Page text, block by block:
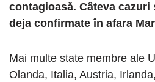
contagioasă. Câteva
deja confirmate în afara
Mai multe state membre ale
Olanda, Italia, Austria,